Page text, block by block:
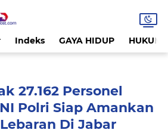
Indeks GAYA HIDUP HUKUM
27.162 Personel
Polri Siap Amankan
Di Jabar